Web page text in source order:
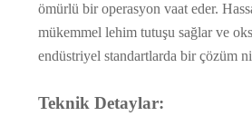
ömürlü bir operasyon vaat eder.
mükemmel lehim tutuşu sağlar ve
endüstriyel standartlarda bir çözüm
Teknik Detaylar: